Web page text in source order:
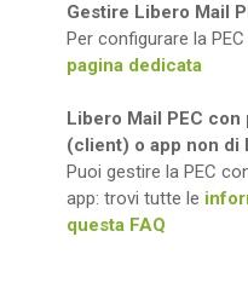
Gestire Libero Mail
Per configurare la
pagina dedicata
Libero Mail PEC
(client) o app non di
Puoi gestire la PEC
app: trovi tutte le
questa FAQ